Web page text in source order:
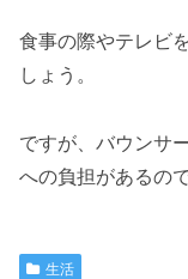
食事の際やテレビ
しょう。
ですが、バウンサ
への負担があるの
生活